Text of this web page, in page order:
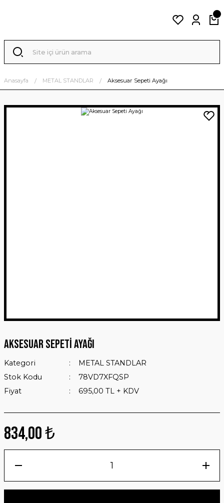
Anasayfa METAL STANDLAR Aksesuar Sepeti Ayağı
Aksesuar Sepeti Ayağı
Kategori
METAL STANDLAR
Stok Kodu
78VD7XFQSP
Fiyat
695,00 TL + KDV
834,00 ₺